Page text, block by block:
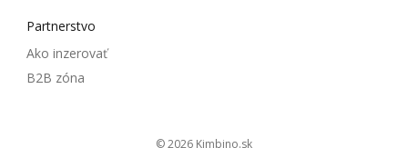
Partnerstvo
Ako inzerovať
B2B zóna
© 2026 kimbino.sk